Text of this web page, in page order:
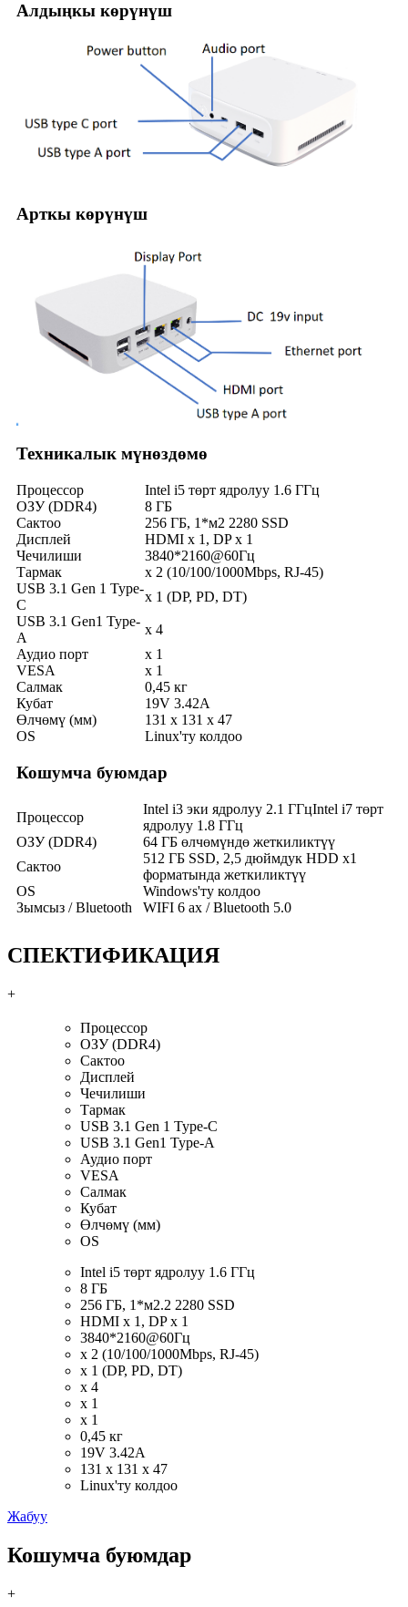
Алдыңкы көрүнүш
Арткы көрүнүш
Техникалык мүнөздөмө
Процессор
Intel i5 төрт ядролуу 1.6 ГГц
ОЗУ (DDR4)
8 ГБ
Сактоо
256 ГБ, 1*м2 2280 SSD
Дисплей
HDMI x 1, DP x 1
Чечилиши
3840*2160@60Гц
Тармак
x 2 (10/100/1000Mbps, RJ-45)
USB 3.1 Gen 1 Type-
C
x 1 (DP, PD, DT)
USB 3.1 Gen1 Type-
A
x 4
Аудио порт
x 1
VESA
x 1
Салмак
0,45 кг
Кубат
19V 3.42A
Өлчөмү (мм)
131 x 131 x 47
OS
Linux'ту колдоо
Кошумча буюмдар
Процессор
Intel i3 эки ядролуу 2.1 ГГцIntel i7 төрт
ядролуу 1.8 ГГц
ОЗУ (DDR4)
64 ГБ өлчөмүндө жеткиликтүү
Сактоо
512 ГБ SSD, 2,5 дюймдук HDD x1
форматында жеткиликтүү
OS
Windows'ту колдоо
Зымсыз / Bluetooth
WIFI 6 ax / Bluetooth 5.0
СПЕКТИФИКАЦИЯ
+
Процессор
ОЗУ (DDR4)
Сактоо
Дисплей
Чечилиши
Тармак
USB 3.1 Gen 1 Type-C
USB 3.1 Gen1 Type-A
Аудио порт
VESA
Салмак
Кубат
Өлчөмү (мм)
OS
Intel i5 төрт ядролуу 1.6 ГГц
8 ГБ
256 ГБ, 1*м2.2 2280 SSD
HDMI x 1, DP x 1
3840*2160@60Гц
x 2 (10/100/1000Mbps, RJ-45)
x 1 (DP, PD, DT)
x 4
x 1
x 1
0,45 кг
19V 3.42A
131 x 131 x 47
Linux'ту колдоо
Жабуу
Кошумча буюмдар
+